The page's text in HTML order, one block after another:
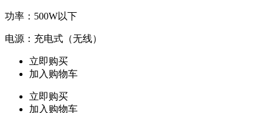
功率：500W以下
电源：充电式（无线）
立即购买
加入购物车
立即购买
加入购物车